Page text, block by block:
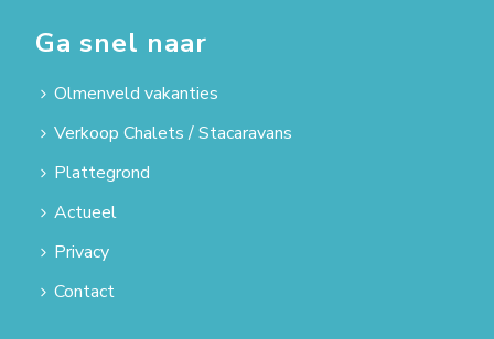
Ga snel naar
Olmenveld vakanties
Verkoop Chalets / Stacaravans
Plattegrond
Actueel
Privacy
Contact